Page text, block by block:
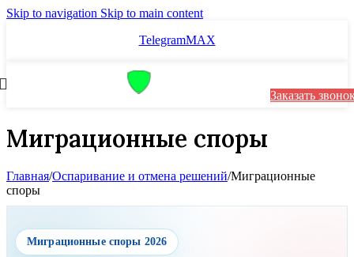
Skip to navigation Skip to main content
TelegramMAX
Заказать
Миграционные споры
Главная/Оспаривание и отмена решений/Миграционные
споры
Миграционные споры 2026